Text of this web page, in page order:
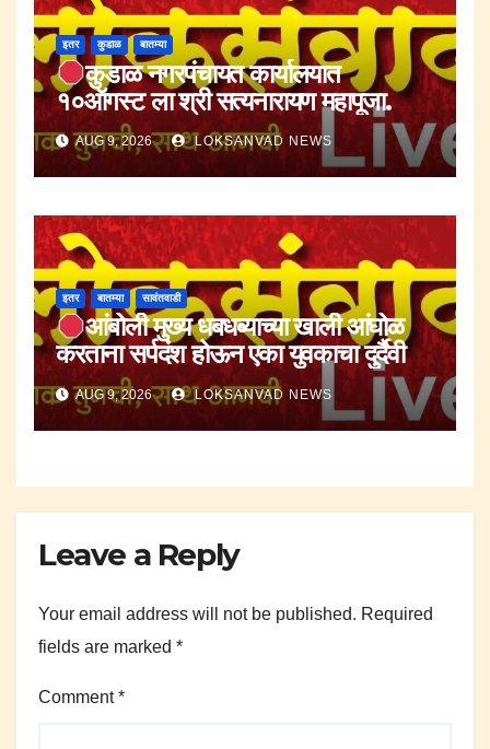
इतर कुडाळ बातम्या
कुडाळ नगरपंचायत कार्यालयात
१०ऑगस्ट ला श्री सत्यनारायण महापूजा.
AUG 9, 2026 LOKSANVAD NEWS
इतर बातम्या सावंतवाडी
आंबोली मुख्य धबधब्याच्या खाली आंघोळ
करताना सर्पदंश होऊन एका युवकाचा दुर्दैवी
मृत्यू.AUG 9, 2026 LOKSANVAD NEWS
Leave a Reply
Your email address will not be published. Required
fields are marked *
Comment*